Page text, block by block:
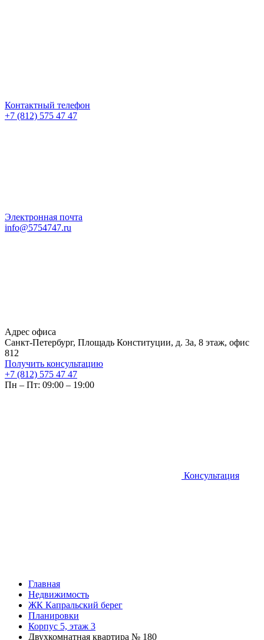
Контактный телефон
+7 (812) 575 47 47
Электронная почта
info@5754747.ru
Адрес офиса
Санкт-Петербург, Площадь Конституции, д. 3а, 8 этаж, офис
812
Получить консультацию
+7 (812) 575 47 47
Пн – Пт: 09:00 – 19:00
Консультация
Главная
Недвижимость
ЖК Капральский берег
Планировки
Корпус 5, этаж 3
Двухкомнатная квартира № 180